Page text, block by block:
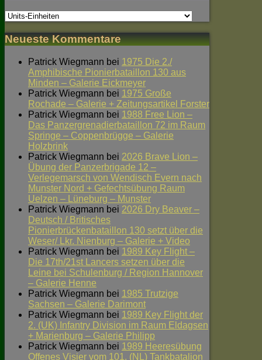
Neueste Kommentare
Patrick Wiegmann bei 1975 Die 2./
Amphibische Pionierbataillon 130 aus
Minden – Galerie Eickmeyer
Patrick Wiegmann bei 1975 Große
Rochade – Galerie + Zeitungsartikel Forster
Patrick Wiegmann bei 1988 Free Lion –
Das Panzergrenadierbataillon 72 im Raum
Springe – Coppenbrügge – Galerie
Holzbrink
Patrick Wiegmann bei 2026 Brave Lion –
Übung der Panzerbrigade 12 –
Verlegemarsch von Wendisch Evern nach
Munster Nord + Gefechtsübung Raum
Uelzen – Lüneburg – Munster
Patrick Wiegmann bei 2026 Dry Beaver –
Deutsch / Britisches
Pionierbrückenbataillon 130 setzt über die
Weser/ Lkr. Nienburg – Galerie + Video
Patrick Wiegmann bei 1989 Key Flight –
Die 17th/21st Lancers setzen über die
Leine bei Schulenburg / Region Hannover
– Galerie Henne
Patrick Wiegmann bei 1985 Trutzige
Sachsen – Galerie Darimont
Patrick Wiegmann bei 1989 Key Flight der
2. (UK) Infantry Division im Raum Eldagsen
+ Marienburg – Galerie Philipp
Patrick Wiegmann bei 1989 Heeresübung
Offenes Visier vom 101. (NL) Tankbataljon